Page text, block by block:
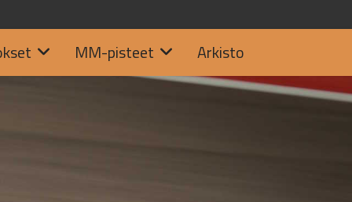
MM-pisteet Arkisto